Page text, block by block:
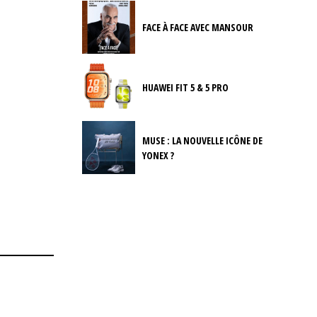
FACE À FACE AVEC MANSOUR
HUAWEI FIT 5 & 5 PRO
MUSE : LA NOUVELLE ICÔNE DE
YONEX ?